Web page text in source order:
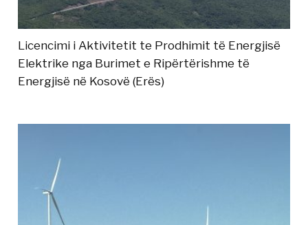
Licencimi i Aktivitetit te Prodhimit të Energjisë
Elektrike nga Burimet e Ripërtërishme të
Energjisë në Kosovë (Erës)